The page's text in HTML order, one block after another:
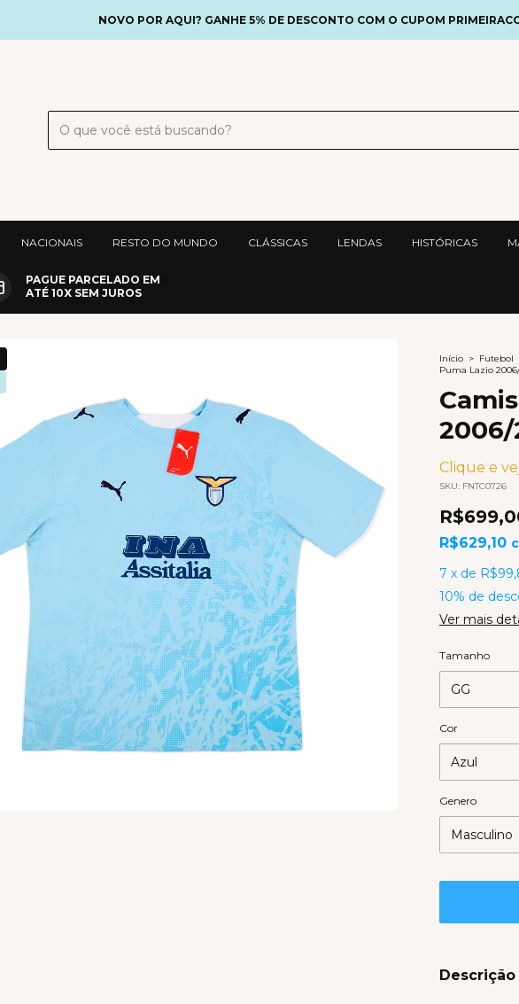
NOVO POR AQUI? GANHE 5% DE DESCONTO COM O CUPOM
NACIONAIS RESTO DO MUNDO CLÁSSICAS LENDAS HISTÓRICAS
PAGUE PARCELADO EM
ATÉ 10X SEM JUROS
Início > Futebol
Puma Lazio
2006/
Clique e
SKU: FNTC0726
R$629,10
7 x de
10% de
Ver mais
Tamanho
Cor
Genero
Descrição